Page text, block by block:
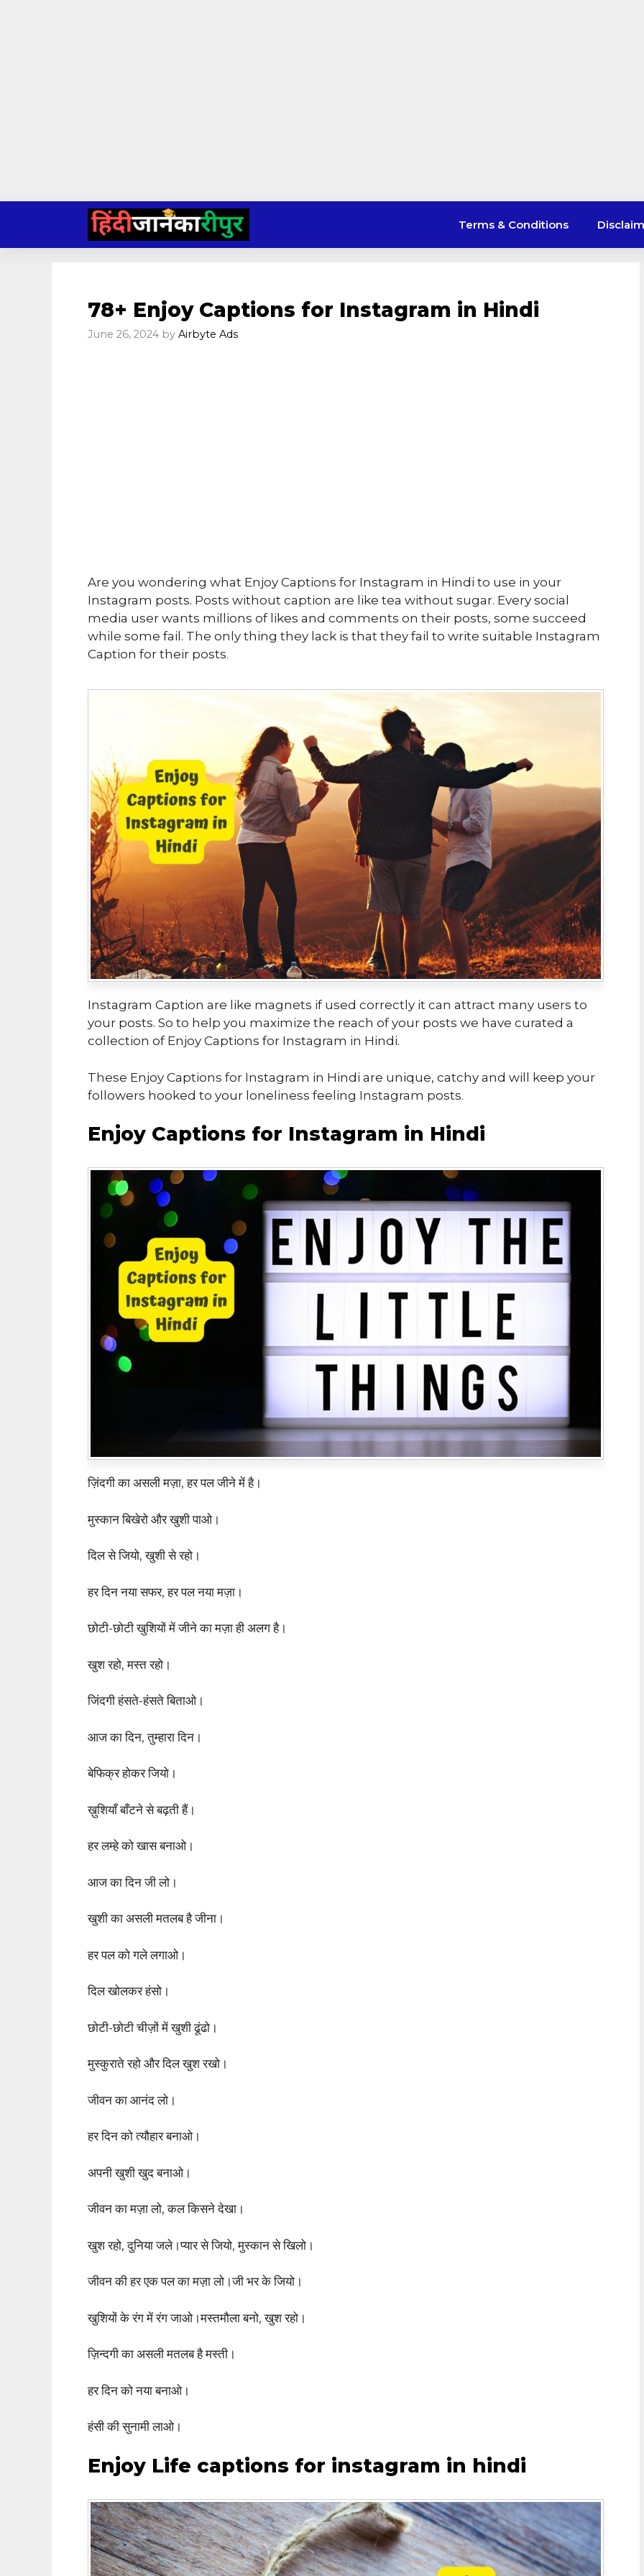
content
Terms & Conditions
78+ Enjoy Captions for Instagram in Hindi
June 26, 2024 by Airbyte Ads
Are you wondering what Enjoy Captions for Instagram in Hindi to use in your
Instagram posts. Posts without caption are like tea without sugar. Every social
media user wants millions of likes and comments on their posts, some succeed
while some fail. The only thing they lack is that they fail to write suitable Instagram
Caption for their posts.
Instagram Caption are like magnets if used correctly it can attract many users to
your posts. So to help you maximize the reach of your posts we have curated a
collection of Enjoy Captions for Instagram in Hindi.
These Enjoy Captions for Instagram in Hindi are unique, catchy and will keep your
followers hooked to your loneliness feeling Instagram posts.
Enjoy Captions for Instagram in Hindi
ज़िंदगी का असली मज़ा, हर पल जीने में है।
मुस्कान बिखेरो और खुशी पाओ।
दिल से जियो, खुशी से रहो।
हर दिन नया सफर, हर पल नया मज़ा।
छोटी-छोटी खुशियों में जीने का मज़ा ही अलग है।
खुश रहो, मस्त रहो।
जिंदगी हंसते-हंसते बिताओ।
आज का दिन, तुम्हारा दिन।
बेफिक्र होकर जियो।
ख़ुशियाँ बाँटने से बढ़ती हैं।
हर लम्हे को खास बनाओ।
आज का दिन जी लो।
खुशी का असली मतलब है जीना।
हर पल को गले लगाओ।
दिल खोलकर हंसो।
छोटी-छोटी चीज़ों में खुशी ढूंढो।
मुस्कुराते रहो और दिल खुश रखो।
जीवन का आनंद लो।
हर दिन को त्यौहार बनाओ।
अपनी खुशी खुद बनाओ।
जीवन का मज़ा लो, कल किसने देखा।
खुश रहो, दुनिया जले।प्यार से जियो, मुस्कान से खिलो।
जीवन की हर एक पल का मज़ा लो।जी भर के जियो।
खुशियों के रंग में रंग जाओ।मस्तमौला बनो, खुश रहो।
ज़िन्दगी का असली मतलब है मस्ती।
हर दिन को नया बनाओ।
हंसी की सुनामी लाओ।
Enjoy Life captions for instagram in hindi